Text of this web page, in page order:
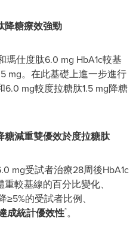
降糖療效強勁
仕度肽6.0 mg HbA1c較基
mg。在此基礎上進一步進行
mg較度拉糖肽1.5 mg降糖
糖減重雙優效於度拉糖肽
mg受試者治療28周後HbA1c
較基線的百分比變化、
≥5%的受試者比例、
成統計優效性*。